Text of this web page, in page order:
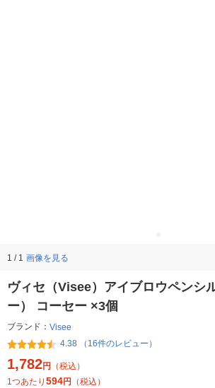
1 / 1 画像を見る
ヴィセ（Visee）アイブロウペンシ
ー） コーセー ×3個
ブランド： Visee
4.38 （16件のレビュー）
1,782円
（税込）
1つあたり 594円 （税込）